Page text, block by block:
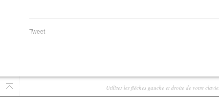
Tweet
Utilisez les flêches gauche et droite de votre